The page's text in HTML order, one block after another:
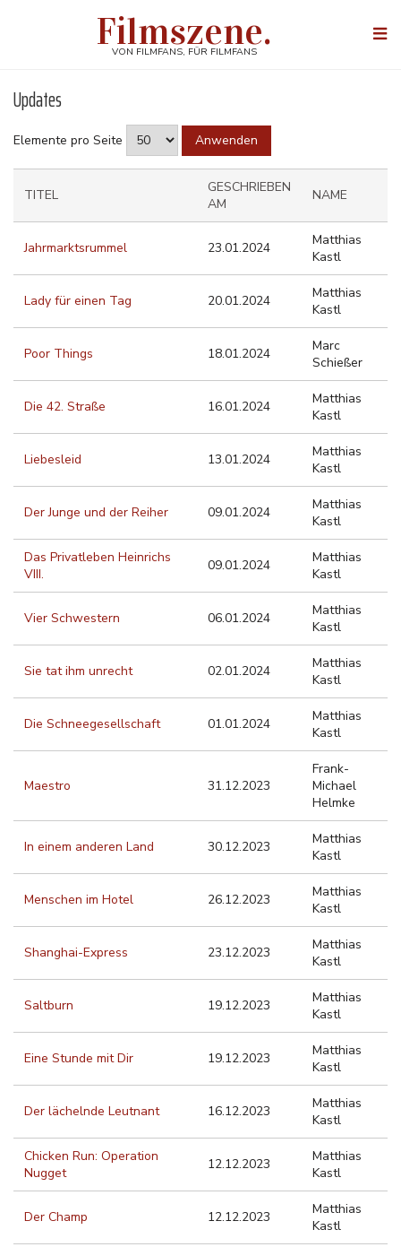
Filmszene.
VON FILMFANS, FÜR FILMFANS
Updates
Elemente pro Seite
TITEL
GESCHRIEBEN
AM
NAME
Jahrmarktsrummel 23.01.2024
Matthias
Kastl
Lady für einen Tag 20.01.2024
Matthias
Kastl
Poor Things 18.01.2024
Marc
Schießer
Die 42. Straße 16.01.2024
Matthias
Kastl
Liebesleid 13.01.2024
Matthias
Kastl
Der Junge und der Reiher 09.01.2024
Matthias
Kastl
Das Privatleben Heinrichs
VIII.
09.01.2024
Matthias
Kastl
Vier Schwestern 06.01.2024
Matthias
Kastl
Sie tat ihm unrecht 02.01.2024
Matthias
Kastl
Die Schneegesellschaft 01.01.2024
Matthias
Kastl
Maestro 31.12.2023
Frank-
Michael
Helmke
In einem anderen Land 30.12.2023
Matthias
Kastl
Menschen im Hotel 26.12.2023
Matthias
Kastl
Shanghai-Express 23.12.2023
Matthias
Kastl
Saltburn 19.12.2023
Matthias
Kastl
Eine Stunde mit Dir 19.12.2023
Matthias
Kastl
Der lächelnde Leutnant 16.12.2023
Matthias
Kastl
Chicken Run: Operation
Nugget
12.12.2023
Matthias
Kastl
Der Champ 12.12.2023
Matthias
Kastl